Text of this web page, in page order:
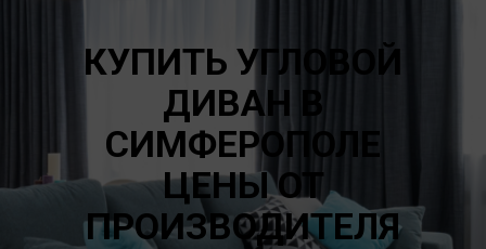
КУПИТЬ УГЛОВОЙ
ДИВАН В
СИМФЕРОПОЛЕ
ЦЕНЫ ОТ
ПРОИЗВОДИТЕЛЯ